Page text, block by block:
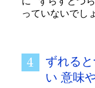
っていないでし
ずれる
い 意味